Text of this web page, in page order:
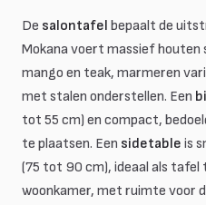
De salontafel bepaalt de
Mokana voert massief houten
mango en teak, marmeren
met stalen onderstellen. Een
tot 55 cm) en compact,
te plaatsen. Een sidetable is
(75 tot 90 cm), ideaal als tafel
woonkamer, met ruimte voor